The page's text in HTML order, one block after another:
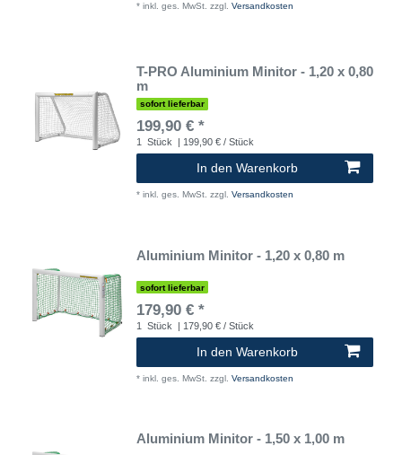
* inkl. ges. MwSt. zzgl. Versandkosten
T-PRO Aluminium Minitor - 1,20 x 0,80
m
sofort lieferbar
199,90 € *
1 Stück | 199,90 € / Stück
In den Warenkorb
* inkl. ges. MwSt. zzgl. Versandkosten
Aluminium Minitor - 1,20 x 0,80 m
sofort lieferbar
179,90 € *
1 Stück | 179,90 € / Stück
In den Warenkorb
* inkl. ges. MwSt. zzgl. Versandkosten
Aluminium Minitor - 1,50 x 1,00 m